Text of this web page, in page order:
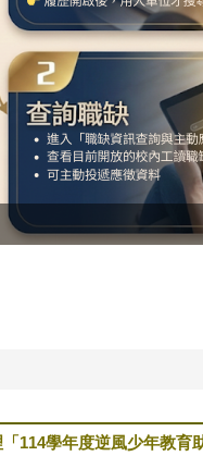
114學年度逆風少年教